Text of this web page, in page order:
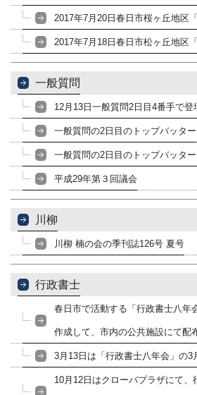
2017年7月20日春日市桜ヶ丘地区
2017年7月18日春日市松ヶ丘地区
一般質問
12月13日一般質問2日目4番手で登
一般質問の2日目のトップバッター
一般質問の2日目のトップバッタ
平成29年第３回議会
川柳
川柳 楠の会の季刊誌126号 夏号
行政書士
春日市で活動する「行政書士八年
作成して、市内の公共施設にて配
3月13日は「行政書士八年会」の3
10月12日はクローバプラザにて